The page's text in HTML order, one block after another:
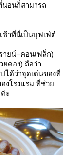
นอนก็สามารถ
ช้าที่นี่เป็นบุฟเฟ่ต์
ายน์+คอนเฟล็ก)
ดอง) ถือว่า
ได้ว่าจุดเด่นของที่
องโรงแรม ที่ช่ว
ะ